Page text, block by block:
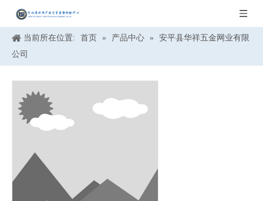
当前所在位置: 首页 » 产品中心 »
安平县华祥五金网业有限
公司